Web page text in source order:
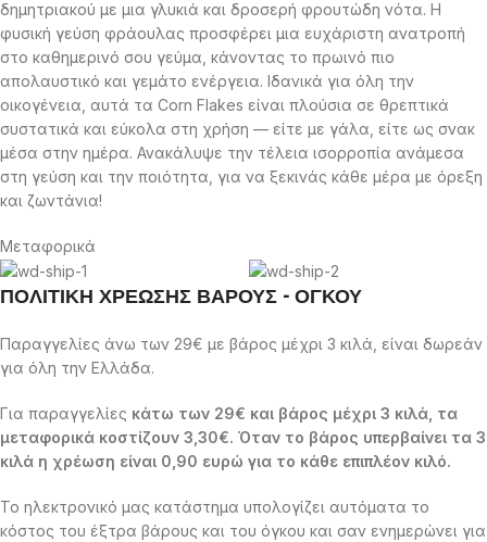
δημητριακού με μια γλυκιά και δροσερή φρουτώδη νότα. Η
φυσική γεύση φράουλας προσφέρει μια ευχάριστη ανατροπή
στο καθημερινό σου γεύμα, κάνοντας το πρωινό πιο
απολαυστικό και γεμάτο ενέργεια. Ιδανικά για όλη την
οικογένεια, αυτά τα Corn Flakes είναι πλούσια σε θρεπτικά
συστατικά και εύκολα στη χρήση — είτε με γάλα, είτε ως σνακ
μέσα στην ημέρα. Ανακάλυψε την τέλεια ισορροπία ανάμεσα
στη γεύση και την ποιότητα, για να ξεκινάς κάθε μέρα με όρεξη
και ζωντάνια!
Μεταφορικά
ΠΟΛΙΤΙΚΗ ΧΡΕΩΣΗΣ ΒΑΡΟΥΣ - ΟΓΚΟΥ
Παραγγελίες άνω των 29€ με βάρος μέχρι 3 κιλά, είναι δωρεάν
για όλη την Ελλάδα.
Για παραγγελίες κάτω των 29€ και βάρος μέχρι 3 κιλά, τα
μεταφορικά κοστίζουν 3,30€. Όταν το βάρος υπερβαίνει τα 3
κιλά η χρέωση είναι 0,90 ευρώ για το κάθε επιπλέον κιλό.
Το ηλεκτρονικό μας κατάστημα υπολογίζει αυτόματα το
κόστος του έξτρα βάρους και του όγκου και σαν ενημερώνει για